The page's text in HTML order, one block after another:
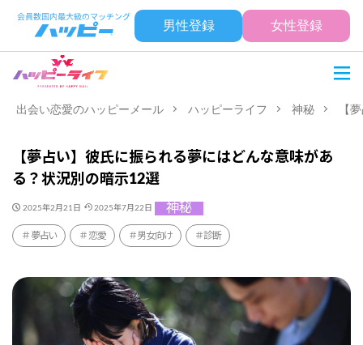
男性登録 女性登録
出会い恋愛のハッピーメール ハッピーライフ 神秘 【
【夢占い】彼氏に振られる夢にはどんな意味があ
る？状況別の暗示12選
2025年2月21日 2025年7月22日 神秘
夢占い 恋愛 男女向け 診断